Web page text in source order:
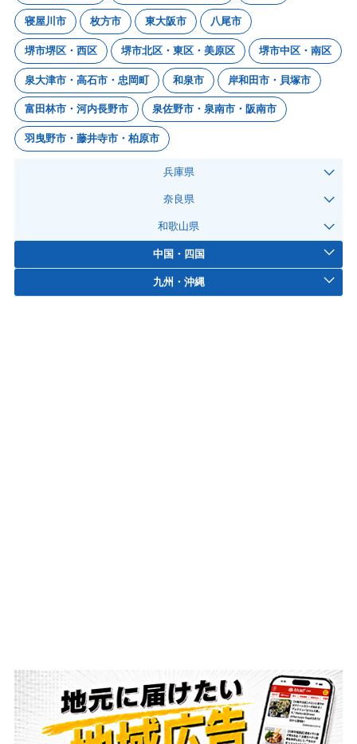
寝屋川市 枚方市 東大阪市 八尾市
堺市堺区・西区 堺市北区・東区・美原区 堺市中区・南区
泉大津市・高石市・忠岡町 和泉市 岸和田市・貝塚市
富田林市・河内長野市 泉佐野市・泉南市・阪南市
羽曳野市・藤井寺市・柏原市
兵庫県
奈良県
和歌山県
中国・四国
九州・沖縄